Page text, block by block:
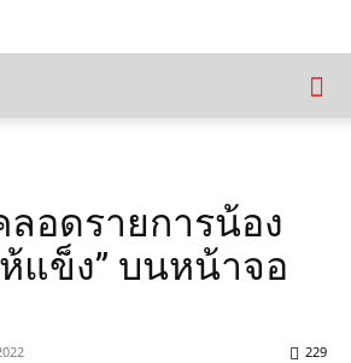
ลอดรายการน้อง
แข็ง” บนหน้าจอ
229